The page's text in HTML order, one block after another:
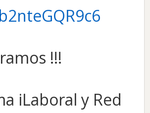
!!!
iLaboral y Red